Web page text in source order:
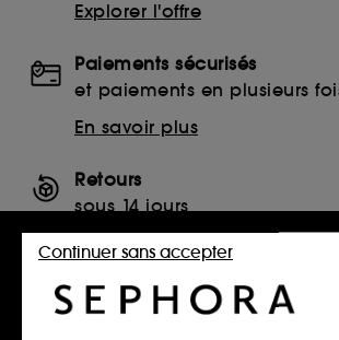
Explorer l'offre
Paiements sécurisés
et paiements en plusieurs
En savoir plus
Retours
sous 14 jours
Retourner mon article
SERVICES, CONTACT ET CONDITIONS DES OFFRES
Continuer sans accepter